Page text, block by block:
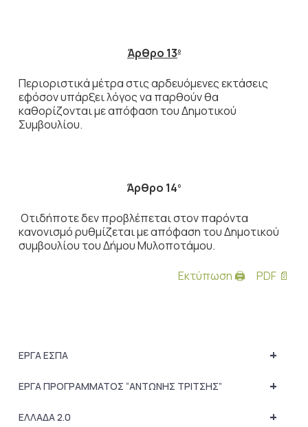
Άρθρο 13ο
Περιοριστικά μέτρα στις αρδευόμενες εκτάσεις
εφόσον υπάρξει λόγος να παρθούν θα
καθορίζονται με απόφαση του Δημοτικού
Συμβουλίου.
Άρθρο 14ο
Οτιδήποτε δεν προβλέπεται στον παρόντα
κανονισμό ρυθμίζεται με απόφαση του Δημοτικού
συμβουλίου του Δήμου Μυλοποτάμου.
Εκτύπωση 🖨
PDF 📄
+
ΕΡΓΑ ΕΣΠΑ
+
ΕΡΓΑ ΠΡΟΓΡΑΜΜΑΤΟΣ “ΑΝΤΩΝΗΣ ΤΡΙΤΣΗΣ”
+
ΕΛΛΑΔΑ 2.0